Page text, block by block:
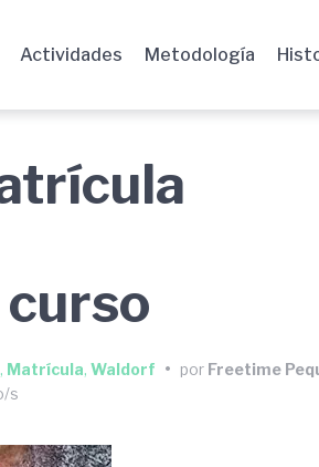
Actividades Metodología
, Matrícula, Waldorf • por Freetime
s